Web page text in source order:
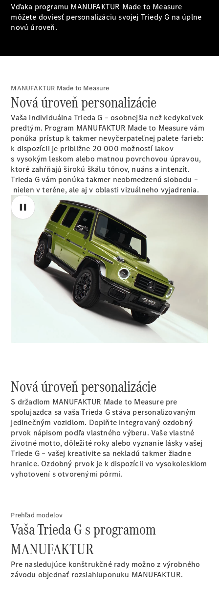
Všetky
Hatchback
Trieda B
Vozidlá k
priamemu
odberu
Konfigurátor
Kupé
Všetky Kupé
CLE kupé
Mercedes-
AMG GT
kupé
Mercedes-
AMG GT
4-dverové
kupé
Elektromobil
Všetky
Kabriolety/roadstery
CLE
kabriolet
Mercedes-
AMG SL
Monogram
Series
Vozidlá k
priamemu
odberu
Konfigurátor
Vďaka programu MANUFAKTUR Made to Measure
môžete doviesť personalizáciu svojej Triedy G na úplne
novú úroveň.
MANUFAKTUR Made to Measure
Nová úroveň personalizácie
Vaša individuálna Trieda G – osobnejšia než kedykoľvek
predtým. Program MANUFAKTUR Made to Measure vám
ponúka prístup k takmer nevyčerpateľnej palete farieb:
k dispozícii je približne 20 000 možností lakov
s vysokým leskom alebo matnou povrchovou úpravou,
ktoré zahŕňajú širokú škálu tónov, nuáns a intenzít.
Trieda G vám ponúka takmer neobmedzenú slobodu –
nielen v teréne, ale aj v oblasti vizuálneho vyjadrenia.
00:00 / 00:00
Nová úroveň personalizácie
S držadlom MANUFAKTUR Made to Measure pre
spolujazdca sa vaša Trieda G stáva personalizovaným
jedinečným vozidlom. Doplňte integrovaný ozdobný
prvok nápisom podľa vlastného výberu. Vaše vlastné
životné motto, dôležité roky alebo vyznanie lásky vašej
Triede G – vašej kreativite sa nekladú takmer žiadne
hranice. Ozdobný prvok je k dispozícii vo vysokolesklom
vyhotovení s otvorenými pórmi.
Prehľad modelov
Vaša Trieda G s programom
MANUFAKTUR
Pre nasledujúce konštrukčné rady možno z výrobného
závodu objednať rozsiahluponuku MANUFAKTUR.